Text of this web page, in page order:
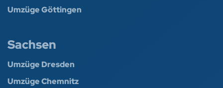
Umzüge Göttingen
Sachsen
Umzüge Dresden
Umzüge Chemnitz